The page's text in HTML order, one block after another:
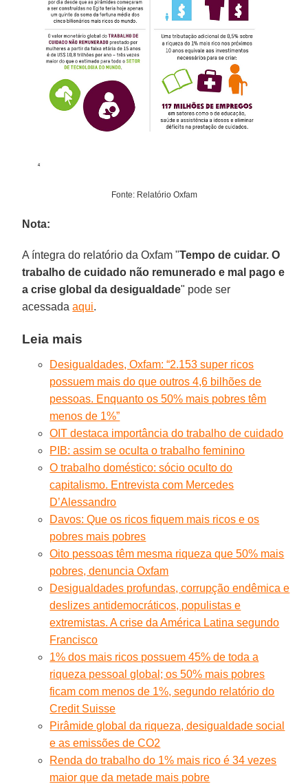
Fonte: Relatório Oxfam
Nota:
A íntegra do relatório da Oxfam "Tempo de cuidar. O
trabalho de cuidado não remunerado e mal pago e
a crise global da desigualdade" pode ser
acessadaaqui.
Leia mais
Desigualdades, Oxfam: “2.153 super ricos
possuem mais do que outros 4,6 bilhões de
pessoas. Enquanto os 50% mais pobres têm
menos de 1%”
OIT destaca importância do trabalho de cuidado
PIB: assim se oculta o trabalho feminino
O trabalho doméstico: sócio oculto do
capitalismo. Entrevista com Mercedes
D’Alessandro
Davos: Que os ricos fiquem mais ricos e os
pobres mais pobres
Oito pessoas têm mesma riqueza que 50% mais
pobres, denuncia Oxfam
Desigualdades profundas, corrupção endêmica e
deslizes antidemocráticos, populistas e
extremistas. A crise da América Latina segundo
Francisco
1% dos mais ricos possuem 45% de toda a
riqueza pessoal global; os 50% mais pobres
ficam com menos de 1%, segundo relatório do
Credit Suisse
Pirâmide global da riqueza, desigualdade social
e as emissões de CO2
Renda do trabalho do 1% mais rico é 34 vezes
maior que da metade mais pobre